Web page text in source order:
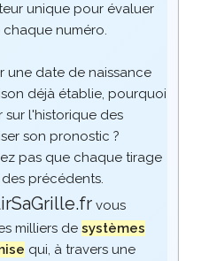
unique pour évaluer
numéro.
une date de naissance
déjà établie, pourquoi
sur l'historique des
son pronostic ?
pas que chaque tirage
précédents.
vous
milliers de systèmes
qui, à travers une